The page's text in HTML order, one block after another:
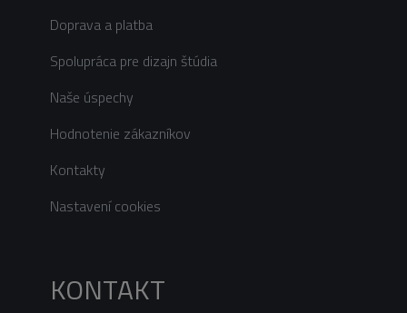
Doprava a platba
Spolupráca pre dizajn štúdia
Naše úspechy
Hodnotenie zákazníkov
Kontakty
Nastavení cookies
KONTAKT